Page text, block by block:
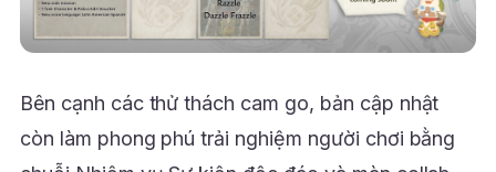
Bên cạnh các thử thách cam go, bản cập nhật
còn làm phong phú trải nghiệm người chơi bằng